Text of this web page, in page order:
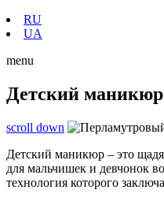
RU
UA
menu
Детский маникюр
scroll down
Детский маникюр – это
для мальчишек и девчонок
технология которого